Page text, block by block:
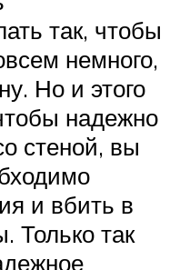
так, чтобы
немного,
Но и этого
надежно
стеной, вы
и вбить в
Только так